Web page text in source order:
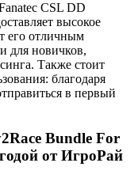
CSL DD
высокое
его отличным
для новичков,
Также стоит
благодаря
в первый
Bundle For
от ИгроРай